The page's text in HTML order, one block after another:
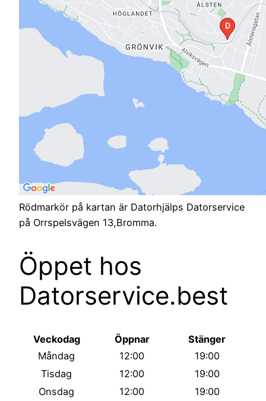
Rödmarkör på kartan är Datorhjälps Datorservice
på Orrspelsvägen 13,Bromma.
Öppet hos
Datorservice.best
Veckodag Öppnar
Stänger
Måndag
12:00
19:00
Tisdag
12:00
19:00
Onsdag
12:00 19:00